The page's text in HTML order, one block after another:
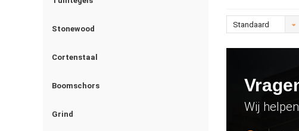
Stonewood
Cortenstaal
Boomschors
Grind
Standaard
Wij